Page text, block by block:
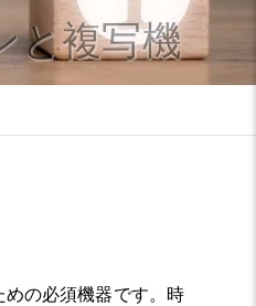
と複写機
の必須機器です。時